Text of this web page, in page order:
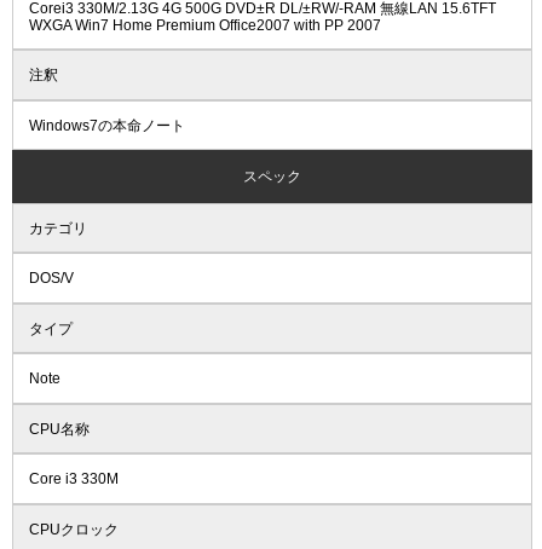
Corei3 330M/2.13G 4G 500G DVD±R DL/±RW/-RAM 無線LAN 15.6TFT
WXGA Win7 Home Premium Office2007 with PP 2007
注釈
Windows7の本命ノート
スペック
カテゴリ
DOS/V
タイプ
Note
CPU名称
Core i3 330M
CPUクロック